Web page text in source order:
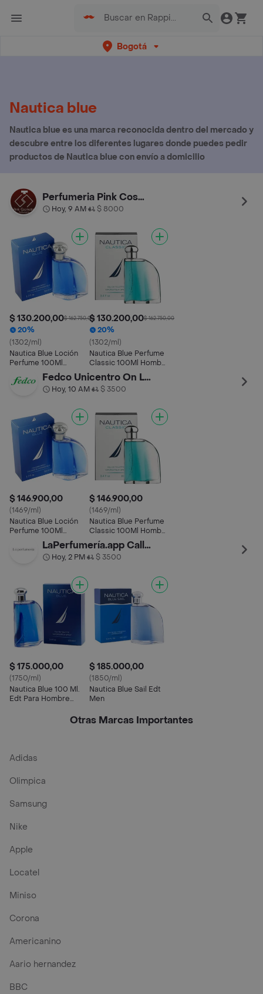
Bogotá
Nautica blue
Nautica blue es una marca reconocida dentro del mercado y
descubre entre los diferentes lugares donde puedes pedir
productos de Nautica blue con envío a domicilio
Perfumeria Pink Cosmetic
Hoy, 9 AM• $ 8000
$ 130.200,00$ 162.750,00
20%
(1302/ml)
Nautica Blue Loción
Perfume 100Ml
Hombre Original
Garantizada
$ 130.200,00$ 162.750,00
20%
(1302/ml)
Nautica Blue Perfume
Classic 100Ml Hombre
Original Garantizada
Fedco Unicentro On Line
Hoy, 10 AM• $ 3500
$ 146.900,00
(1469/ml)
Nautica Blue Loción
Perfume 100Ml
Hombre Original
Garantizada
$ 146.900,00
(1469/ml)
Nautica Blue Perfume
Classic 100Ml Hombre
Original Garantizada
LaPerfumería.app Calle93
Hoy, 2 PM• $ 3500
$ 175.000,00
(1750/ml)
Nautica Blue 100 Ml.
Edt Para Hombre
$ 185.000,00
(1850/ml)
Nautica Blue Sail Edt
Men
Otras Marcas Importantes
Adidas
Olimpica
Samsung
Nike
Apple
Locatel
Miniso
Corona
Americanino
Aario hernandez
BBC